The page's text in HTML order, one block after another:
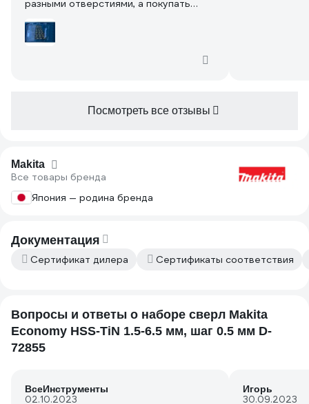
разными отверстиями, а покупать
набор от макита. Выбор пал на этот,
он оптимален цена качество. Упаковка
Посмотреть все отзывы
Makita
Все товары бренда
Япония — родина бренда
Документация
Сертификат дилера Сертификаты соответствия
Вопросы и ответы о наборе сверл Makita
Economy HSS-TiN 1.5-6.5 мм, шаг 0.5 мм D-
72855
ВсеИнструменты
02.10.2023
Игорь
30.09.2023